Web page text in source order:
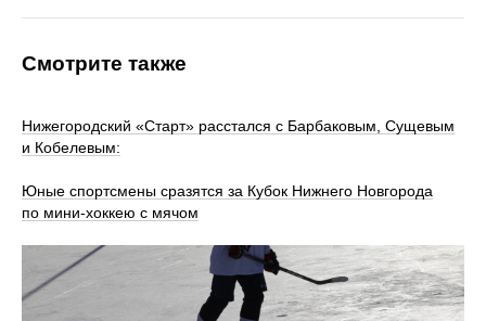
Смотрите также
Нижегородский «Старт» расстался с Барбаковым, Сущевым
и Кобелевым:
Юные спортсмены сразятся за Кубок Нижнего Новгорода
по мини-хоккею с мячом